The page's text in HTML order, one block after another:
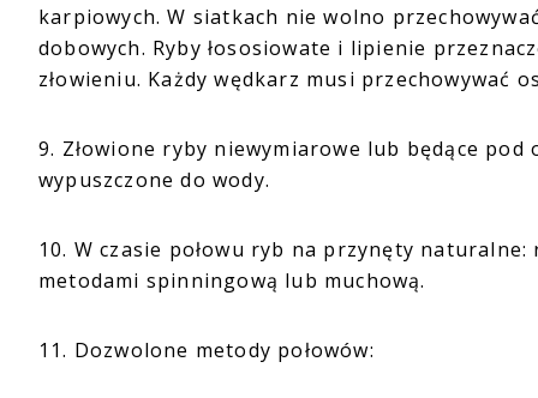
karpiowych. W siatkach nie wolno
dobowych. Ryby łososiowate i lipienie
złowieniu. Każdy wędkarz musi przechowywać
9. Złowione ryby niewymiarowe lub będące
wypuszczone do wody.
10. W czasie połowu ryb na przynęty
metodami spinningową lub muchową.
11. Dozwolone metody połowów: